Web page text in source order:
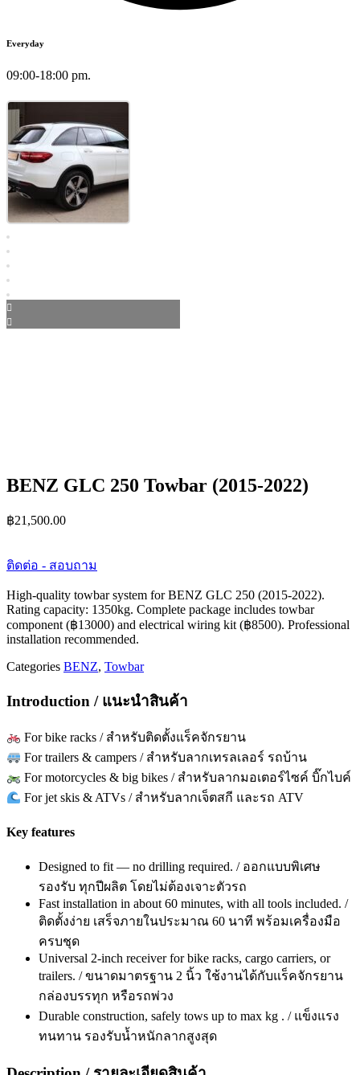
Everyday
09:00-18:00 pm.
BENZ GLC 250 Towbar (2015-2022)
฿21,500.00
ติดต่อ - สอบถาม
High-quality towbar system for BENZ GLC 250 (2015-2022).
Rating capacity: 1350kg. Complete package includes towbar
component (฿13000) and electrical wiring kit (฿8500). Professional
installation recommended.
Categories BENZ, Towbar
Introduction / แนะนำสินค้า
For bike racks / สำหรับติดตั้งแร็คจักรยาน
For trailers & campers / สำหรับลากเทรลเลอร์ รถบ้าน
For motorcycles & big bikes / สำหรับลากมอเตอร์ไซค์ บิ๊กไบค์
For jet skis & ATVs / สำหรับลากเจ็ตสกี และรถ ATV
Key features
Designed to fit — no drilling required. / ออกแบบพิเศษ
รองรับ ทุกปีผลิต โดยไม่ต้องเจาะตัวรถ
Fast installation in about 60 minutes, with all tools included. /
ติดตั้งง่าย เสร็จภายในประมาณ 60 นาที พร้อมเครื่องมือ
ครบชุด
Universal 2-inch receiver for bike racks, cargo carriers, or
trailers. / ขนาดมาตรฐาน 2 นิ้ว ใช้งานได้กับแร็คจักรยาน
กล่องบรรทุก หรือรถพ่วง
Durable construction, safely tows up to max kg . / แข็งแรง
ทนทาน รองรับน้ำหนักลากสูงสุด